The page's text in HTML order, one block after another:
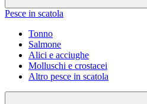
Pesce in scatola
Tonno
Salmone
Alici e acciughe
Molluschi e crostacei
Altro pesce in scatola